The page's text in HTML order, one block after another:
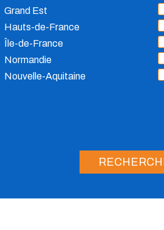
Grand Est
Hauts-de-France
Île-de-France
Normandie
Nouvelle-Aquitaine